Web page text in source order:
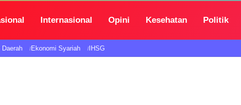
Internasional Opini Kesehatan Politik
Daerah Ekonomi Syariah IHSG